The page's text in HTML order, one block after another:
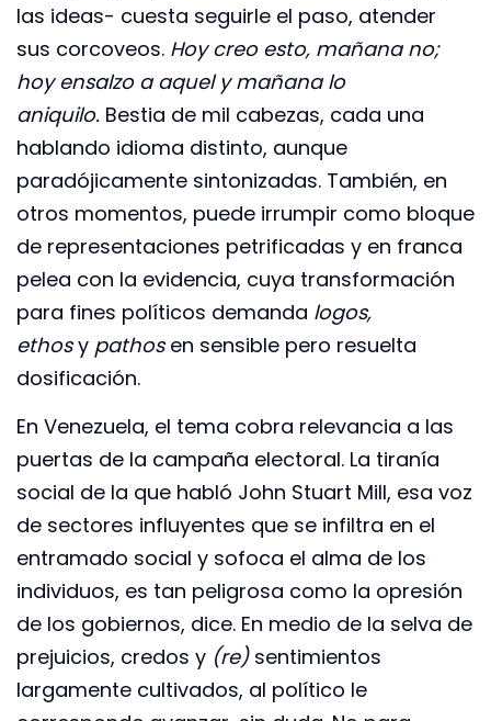
las ideas- cuesta seguirle el paso, atender
sus corcoveos. Hoy creo esto, mañana no;
hoy ensalzo a aquel y mañana lo
aniquilo. Bestia de mil cabezas, cada una
hablando idioma distinto, aunque
paradójicamente sintonizadas. También, en
otros momentos, puede irrumpir como bloque
de representaciones petrificadas y en franca
pelea con la evidencia, cuya transformación
para fines políticos demanda logos,
ethosy pathosen sensible pero resuelta
dosificación.
En Venezuela, el tema cobra relevancia a las
puertas de la campaña electoral. La tiranía
social de la que habló John Stuart Mill, esa voz
de sectores influyentes que se infiltra en el
entramado social y sofoca el alma de los
individuos, es tan peligrosa como la opresión
de los gobiernos, dice. En medio de la selva de
prejuicios, credos y (re) sentimientos
largamente cultivados, al político le